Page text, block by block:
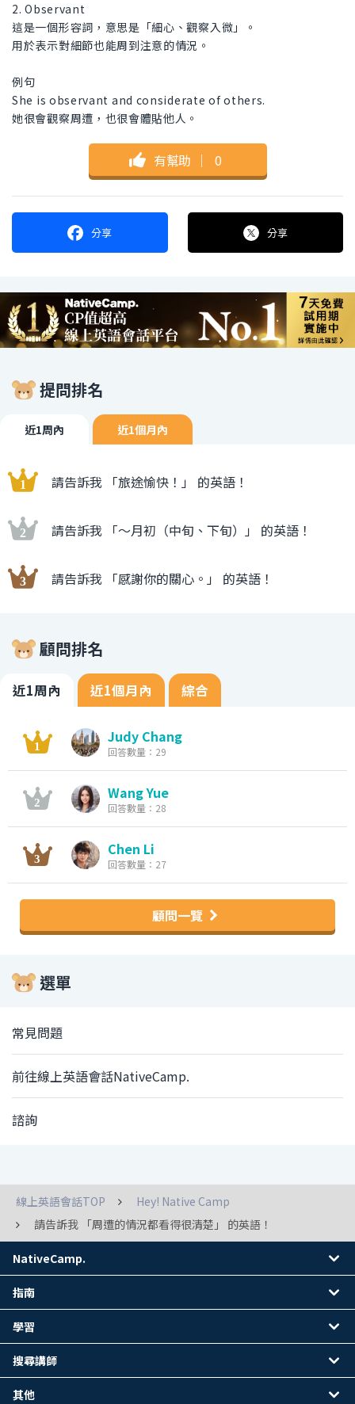
2. Observant
這是一個形容詞，意思是「細心、觀察入微」。
用於表示對細節也能周到注意的情況。
例句
She is observant and considerate of others.
她很會觀察周遭，也很會體貼他人。
有幫助 ｜ 0
分享 分享
提問排名
近1周內 近1個月內
請告訴我 「旅途愉快！」 的英語！
請告訴我 「〜月初（中旬、下旬）」 的英語！
請告訴我 「感謝你的關心。」 的英語！
顧問排名
近1周內 近1個月內 綜合
Judy Chang
回答數量：29
Wang Yue
回答數量：28
Chen Li
回答數量：27
顧問一覽
選單
常見問題
前往線上英語會話NativeCamp.
諮詢
線上英語會話TOP
Hey! Native Camp
請告訴我 「周遭的情況都看得很清楚」 的英語！
NativeCamp.
指南
學習
搜尋講師
其他